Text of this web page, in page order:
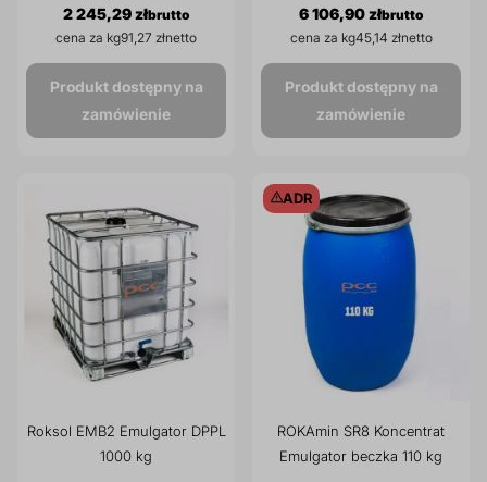
2 245,29 zł
cena za kg91,27 zł
Produkt dostępny na
zamówienie
6 106,90 zł
cena za kg45,14 zł
Produkt dostępny na
zamówienie
Roksol EMB2 Emulgator DPPL
1000 kg
ADR
ROKAmin SR8 Koncentrat
Emulgator beczka 110 kg